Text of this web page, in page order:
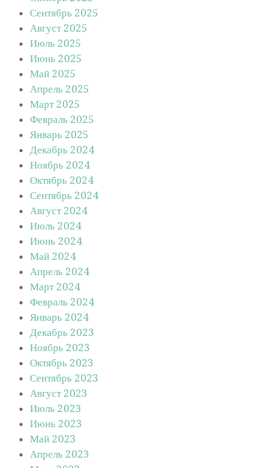
Сентябрь 2025
Август 2025
Июль 2025
Июнь 2025
Май 2025
Апрель 2025
Март 2025
Февраль 2025
Январь 2025
Декабрь 2024
Ноябрь 2024
Октябрь 2024
Сентябрь 2024
Август 2024
Июль 2024
Июнь 2024
Май 2024
Апрель 2024
Март 2024
Февраль 2024
Январь 2024
Декабрь 2023
Ноябрь 2023
Октябрь 2023
Сентябрь 2023
Август 2023
Июль 2023
Июнь 2023
Май 2023
Апрель 2023